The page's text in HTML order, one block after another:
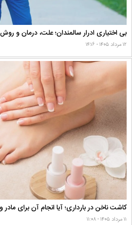
بی اختیاری ادرار سالمندان؛ علت، درمان و
۱۲ مرداد ۱۴۰۵ - ۱۴:۱۶
کاشت ناخن در بارداری؛ آیا انجام آن برای
۱۱ مرداد ۱۴۰۵ - ۱۱:۰۸